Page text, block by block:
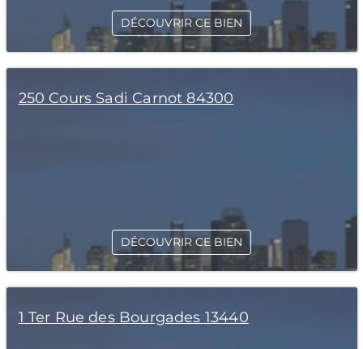
DÉCOUVRIR CE BIEN
250 Cours Sadi Carnot 84300
DÉCOUVRIR CE BIEN
1 Ter Rue des Bourgades 13440